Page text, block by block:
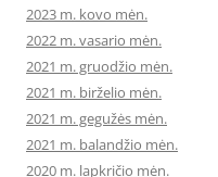
2023 m. kovo mėn.
2022 m. vasario mėn.
2021 m. gruodžio mėn.
2021 m. birželio mėn.
2021 m. gegužės mėn.
2021 m. balandžio mėn.
2020 m. lapkričio mėn.